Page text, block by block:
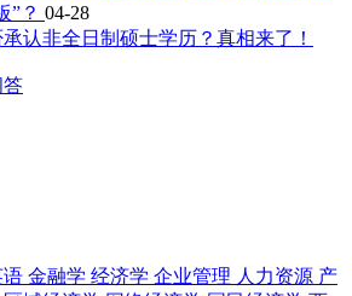
”？ 04-28
认非全日制硕士学历？真相来了！
答
语 金融学 经济学 企业管理 人力资源 产